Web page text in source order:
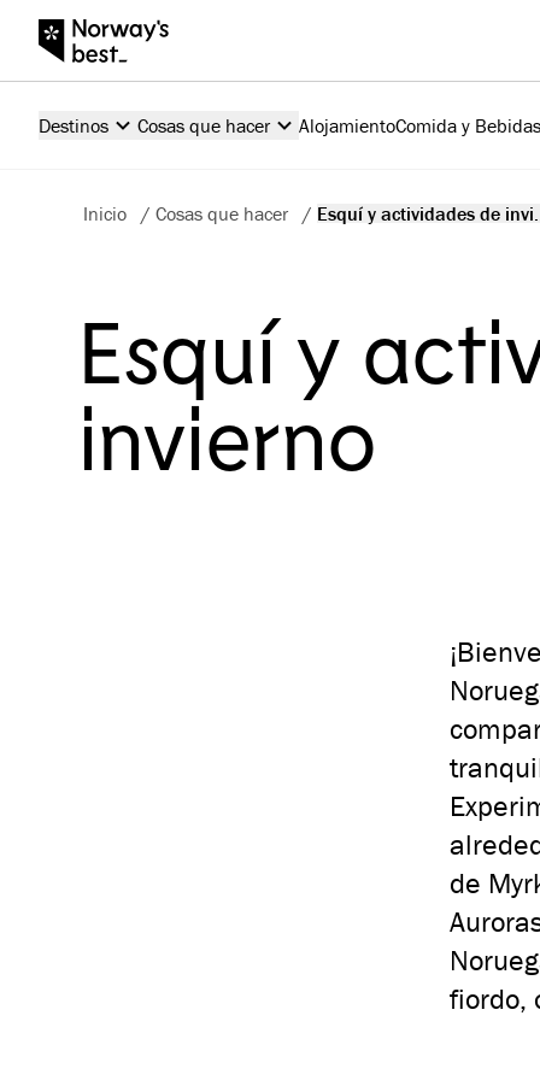
Destinos Cosas que hacer AlojamientoComida y Bebidas
Inicio / Cosas que hacer / Esquí y actividades de
Esquí y
invierno
de
fiordo,